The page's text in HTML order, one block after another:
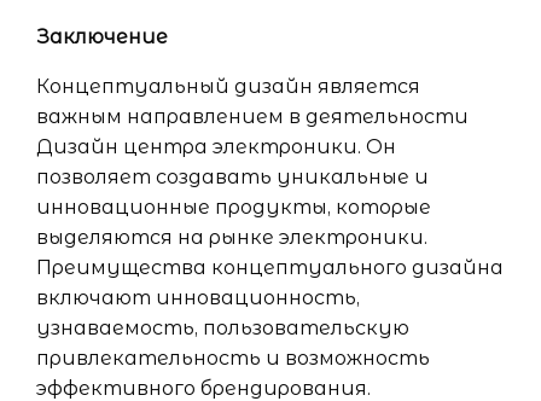
Заключение
Концептуальный дизайн является
важным направлением в деятельности
Дизайн центра электроники. Он
позволяет создавать уникальные и
инновационные продукты, которые
выделяются на рынке электроники.
Преимущества концептуального дизайна
включают инновационность,
узнаваемость, пользовательскую
привлекательность и возможность
эффективного брендирования.